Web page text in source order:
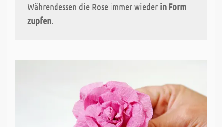
Währendessen die Rose immer wieder in Form
zupfen.